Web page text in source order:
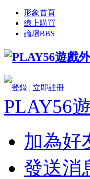
形象首頁
線上購買
論壇BBS
登錄 | 立即註冊
PLAY56
加為好
發送消